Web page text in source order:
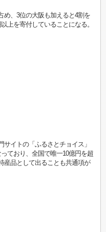
め、3位の大阪も加えると4割を
上を寄付していることになる。
イトの「ふるさとチョイス」
ており、全国で唯一10億円を超
産品として出ることも共通項が